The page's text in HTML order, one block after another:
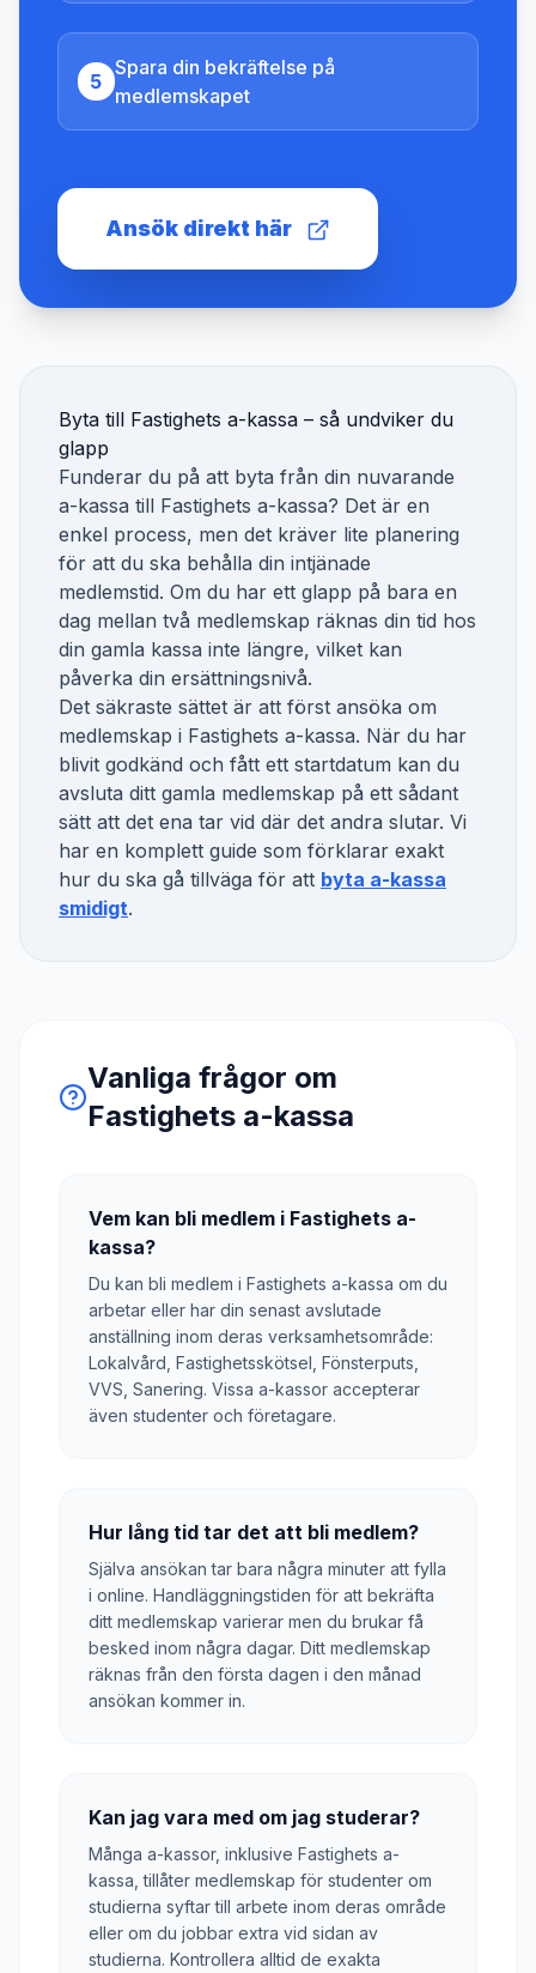
5
Spara din bekräftelse på
medlemskapet
Ansök direkt här
Byta till Fastighets a-kassa – så undviker du
glapp
Funderar du på att byta från din nuvarande
a-kassa till Fastighets a-kassa? Det är en
enkel process, men det kräver lite planering
för att du ska behålla din intjänade
medlemstid. Om du har ett glapp på bara en
dag mellan två medlemskap räknas din tid hos
din gamla kassa inte längre, vilket kan
påverka din ersättningsnivå.
Det säkraste sättet är att först ansöka om
medlemskap i Fastighets a-kassa. När du har
blivit godkänd och fått ett startdatum kan du
avsluta ditt gamla medlemskap på ett sådant
sätt att det ena tar vid där det andra slutar. Vi
har en komplett guide som förklarar exakt
hur du ska gå tillväga för att byta a-kassa
smidigt.
Vanliga frågor om
Fastighets a-kassa
Vem kan bli medlem i Fastighets a-
kassa?
Du kan bli medlem i Fastighets a-kassa om du
arbetar eller har din senast avslutade
anställning inom deras verksamhetsområde:
Lokalvård, Fastighetsskötsel, Fönsterputs,
VVS, Sanering. Vissa a-kassor accepterar
även studenter och företagare.
Hur lång tid tar det att bli medlem?
Själva ansökan tar bara några minuter att fylla
i online. Handläggningstiden för att bekräfta
ditt medlemskap varierar men du brukar få
besked inom några dagar. Ditt medlemskap
räknas från den första dagen i den månad
ansökan kommer in.
Kan jag vara med om jag studerar?
Många a-kassor, inklusive Fastighets a-
kassa, tillåter medlemskap för studenter om
studierna syftar till arbete inom deras område
eller om du jobbar extra vid sidan av
studierna. Kontrollera alltid de exakta